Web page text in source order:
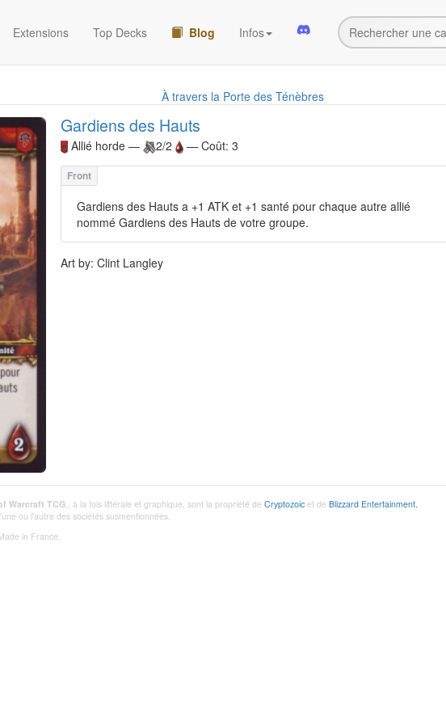
Extensions Top Decks Blog Infos
À travers la Porte des Ténèbres
Gardiens des Hauts
Allié horde — 2/2 — Coût: 3
Gardiens des Hauts a +1 ATK et +1 santé pour chaque autre allié
nommé Gardiens des Hauts de votre groupe.
Art by: Clint Langley
Warcraft TCG,, à la fois littérale et graphique, sont la propriété de Cryptozoic et de Blizzard Entertainment.
ou l'autre des sociétés susmentionnées.
in France.